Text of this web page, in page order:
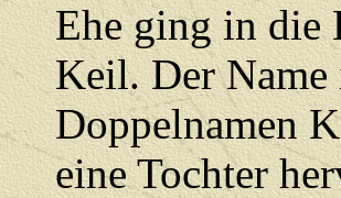
Ehe ging in die
Keil. Der Name
Doppelnamen
eine Tochter